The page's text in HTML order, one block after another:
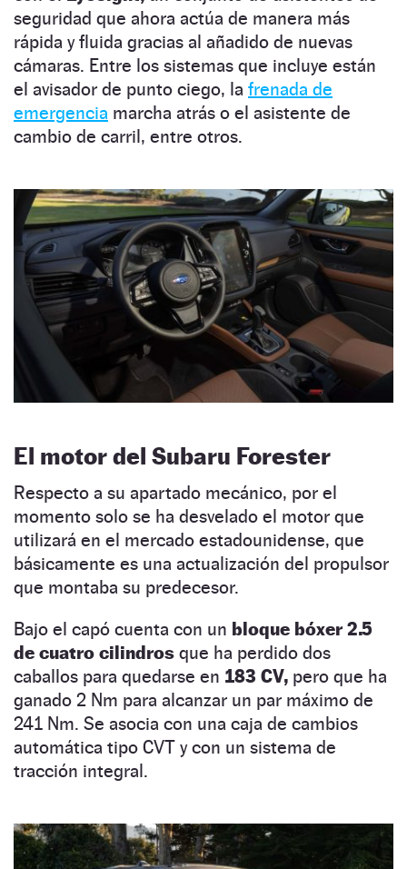
seguridad que ahora actúa de manera más
rápida y fluida gracias al añadido de nuevas
cámaras. Entre los sistemas que incluye están
el avisador de punto ciego, la frenada de
emergencia marcha atrás o el asistente de
cambio de carril, entre otros.
El motor del Subaru Forester
Respecto a su apartado mecánico, por el
momento solo se ha desvelado el motor que
utilizará en el mercado estadounidense, que
básicamente es una actualización del propulsor
que montaba su predecesor.
Bajo el capó cuenta con un bloque bóxer 2.5
de cuatro cilindros que ha perdido dos
caballos para quedarse en 183 CV, pero que ha
ganado 2 Nm para alcanzar un par máximo de
241 Nm. Se asocia con una caja de cambios
automática tipo CVT y con un sistema de
tracción integral.